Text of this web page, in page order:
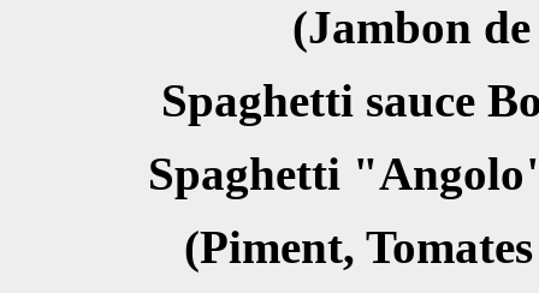
(Jambon
Spaghetti
Spaghetti
(Piment,